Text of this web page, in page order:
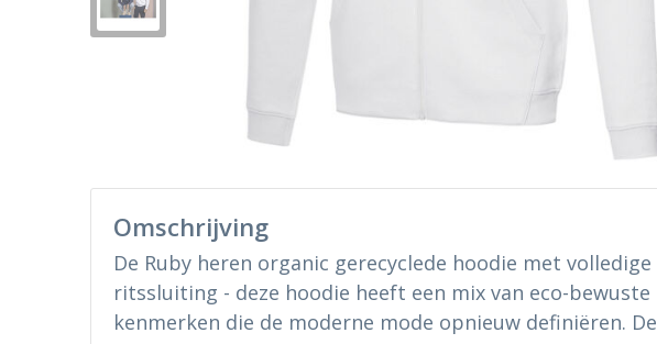
Omschrijving
De Ruby heren organic gerecyclede hoodie met volledige
ritssluiting - deze hoodie heeft een mix van eco-bewuste
kenmerken die de moderne mode opnieuw definiëren. De